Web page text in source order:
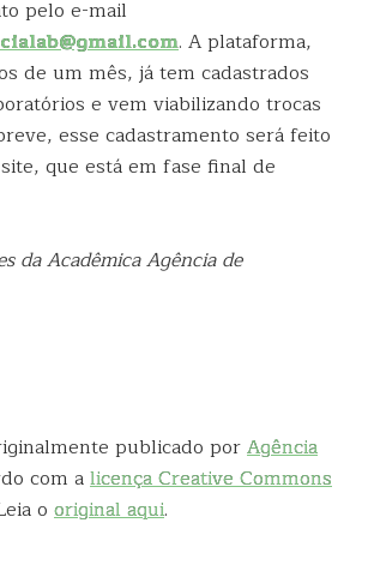
pelo e-mail
. A plataforma,
de um mês, já tem cadastrados
e vem viabilizando trocas
esse cadastramento será feito
que está em fase final de
da Acadêmica Agência de
publicado porAgência
com alicença Creative Commons
o original aqui.